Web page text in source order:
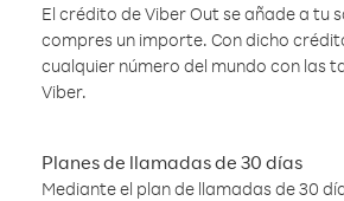
El crédito de Viber Out se añade a tu
compres un importe. Con dicho
cualquier número del mundo con las
Viber.
Planes de llamadas de 30 días
Mediante el plan de llamadas de 30